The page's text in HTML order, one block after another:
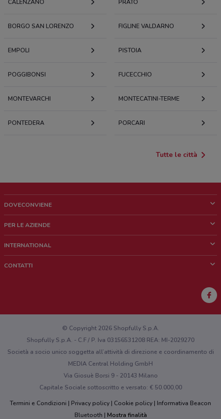
CALENZANO PRATO
BORGO SAN LORENZO FIGLINE VALDARNO
EMPOLI PISTOIA
POGGIBONSI FUCECCHIO
MONTEVARCHI MONTECATINI-TERME
PONTEDERA PORCARI
Tutte le città
DOVECONVIENE
Chi siamo
Lavora con noi
PER LE AZIENDE
Richieste commerciali e marketing
INTERNATIONAL
CONTATTI
Hai un malfunzionamento sul web o sull'app?
© Copyright 2026 Shopfully S.p.A.
Shopfully S.p.A. - C.F / P. Iva 03156531208 REA: MI-2029270
Società a socio unico soggetta all’attività di direzione e coordinamento di
MEDIA Central Holding GmbH
Via Giosuè Borsi 9 - 20143 Milano
Capitale Sociale sottoscritto e versato: € 50.000,00
Termini e Condizioni
Privacy policy Cookie policy
Informativa Beacon
Bluetooth
Mostra finalità